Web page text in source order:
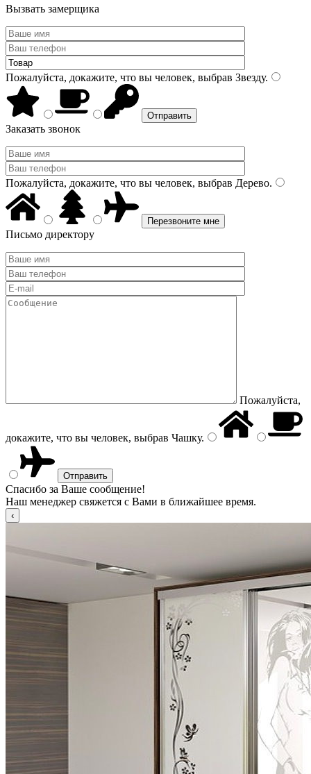
Вызвать замерщика
Пожалуйста, докажите, что вы человек, выбрав Звезду.
Заказать звонок
Пожалуйста, докажите, что вы человек, выбрав Дерево.
Письмо директору
Пожалуйста,
докажите, что вы человек, выбрав Чашку.
Спасибо за Ваше сообщение!
Наш менеджер свяжется с Вами в ближайшее время.